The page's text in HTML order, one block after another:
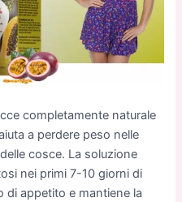
completamente naturale
a perdere peso nelle
cosce. La soluzione
nei primi 7-10 giorni di
di appetito e mantiene la